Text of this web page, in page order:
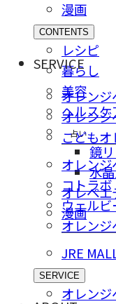
漫画
CONTENTS
レシピ
暮らし
美容
ヘルスケ
占い
鏡
水
オレペエ
漫画
SERVICE
オレンジ
オレンジ
こども
オレン
コトラボ
ウェルビ
オレンジ
JRE
SERVICE
オレン